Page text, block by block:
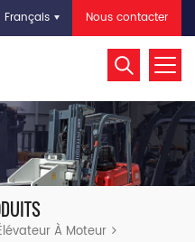
Nous contacter
Français
À Moteur